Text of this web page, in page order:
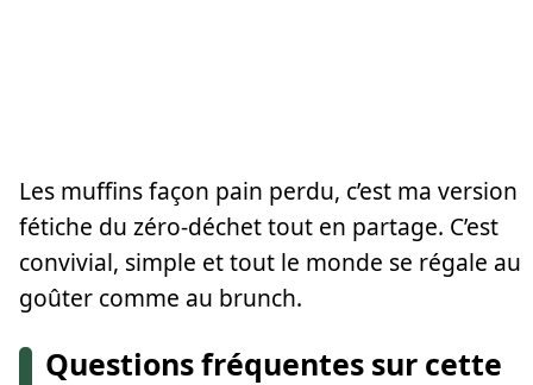
Les muffins façon pain perdu, c’est ma version
fétiche du zéro-déchet tout en partage. C’est
convivial, simple et tout le monde se régale au
goûter comme au brunch.
Questions fréquentes sur cette